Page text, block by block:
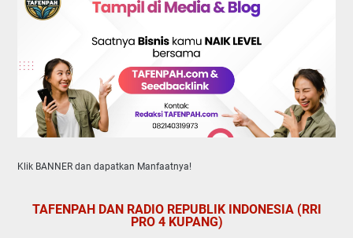
Klik BANNER dan dapatkan Manfaatnya!
TAFENPAH DAN RADIO REPUBLIK INDONESIA (RRI
PRO 4 KUPANG)